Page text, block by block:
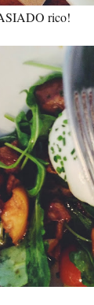
rico!